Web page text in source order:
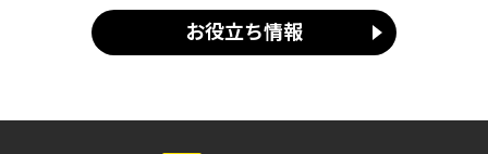
お役立ち情報